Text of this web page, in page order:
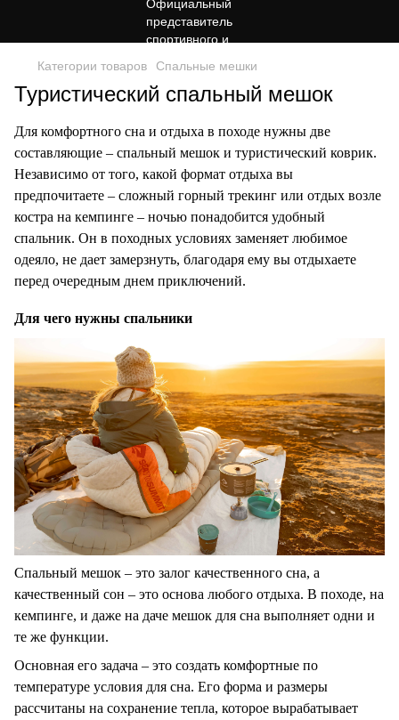
Категории товаров Спальные мешки
Туристический спальный мешок
Для комфортного сна и отдыха в походе нужны две
составляющие – спальный мешок и туристический коврик.
Независимо от того, какой формат отдыха вы
предпочитаете – сложный горный трекинг или отдых возле
костра на кемпинге – ночью понадобится удобный
спальник. Он в походных условиях заменяет любимое
одеяло, не дает замерзнуть, благодаря ему вы отдыхаете
перед очередным днем приключений.
Для чего нужны спальники
Спальный мешок – это залог качественного сна, а
качественный сон – это основа любого отдыха. В походе, на
кемпинге, и даже на даче мешок для сна выполняет одни и
те же функции.
Основная его задача – это создать комфортные по
температуре условия для сна. Его форма и размеры
рассчитаны на сохранение тепла, которое вырабатывает